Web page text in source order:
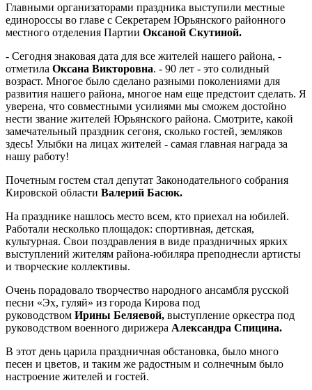
Главными организаторами праздника выступили местные
единороссы во главе с Секретарем Юрьянского районного
местного отделения Партии Оксаной Скутиной.
- Сегодня знаковая дата для все жителей нашего района, -
отметила Оксана Викторовна. - 90 лет - это солидный
возраст. Многое было сделано разными поколениями для
развития нашего района, многое нам еще предстоит сделать. Я
уверена, что совместными усилиями мы сможем достойно
нести звание жителей Юрьянского района. Смотрите, какой
замечательный праздник сегоня, сколько гостей, земляков
здесь! Улыбки на лицах жителей - самая главная награда за
нашу работу!
Почетным гостем стал депутат Законодательного собрания
Кировской области Валерий Басюк.
На празднике нашлось место всем, кто приехал на юбилей.
Работали несколько площадок: спортивная, детская,
культурная. Свои поздравления в виде праздничных ярких
выступлений жителям района-юбиляра преподнесли артисты
и творческие коллективы.
Очень порадовало творчество народного ансамбля русской
песни «Эх, гуляй» из города Кирова под
руководством Ирины Беляевой, выступление оркестра под
руководством военного дирижера Александра Спицина.
В этот день царила праздничная обстановка, было много
песен и цветов, и таким же радостным и солнечным было
настроение жителей и гостей.